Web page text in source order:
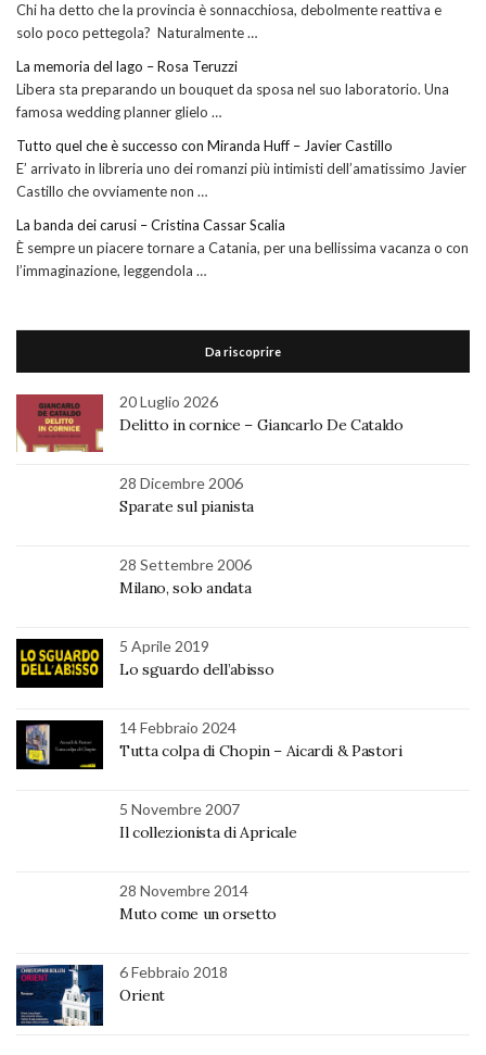
Chi ha detto che la provincia è sonnacchiosa, debolmente reattiva e
solo poco pettegola? Naturalmente …
La memoria del lago – Rosa Teruzzi
Libera sta preparando un bouquet da sposa nel suo laboratorio. Una
famosa wedding planner glielo …
Tutto quel che è successo con Miranda Huff – Javier Castillo
E’ arrivato in libreria uno dei romanzi più intimisti dell’amatissimo Javier
Castillo che ovviamente non …
La banda dei carusi – Cristina Cassar Scalia
È sempre un piacere tornare a Catania, per una bellissima vacanza o con
l’immaginazione, leggendola …
Da riscoprire
20 Luglio 2026
Delitto in cornice – Giancarlo De Cataldo
28 Dicembre 2006
Sparate sul pianista
28 Settembre 2006
Milano, solo andata
5 Aprile 2019
Lo sguardo dell’abisso
14 Febbraio 2024
Tutta colpa di Chopin – Aicardi & Pastori
5 Novembre 2007
Il collezionista di Apricale
28 Novembre 2014
Muto come un orsetto
6 Febbraio 2018
Orient